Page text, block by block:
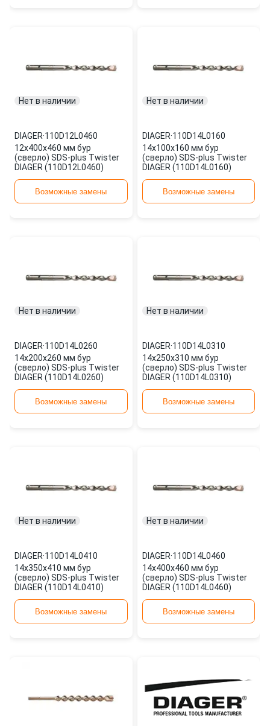
Нет в наличии
DIAGER·110D12L0460
12х400х460 мм бур
(сверло) SDS-plus Twister
DIAGER (110D12L0460)
Возможные замены
Нет в наличии
DIAGER·110D14L0160
14х100х160 мм бур
(сверло) SDS-plus Twister
DIAGER (110D14L0160)
Возможные замены
Нет в наличии
DIAGER·110D14L0260
14х200х260 мм бур
(сверло) SDS-plus Twister
DIAGER (110D14L0260)
Возможные замены
Нет в наличии
DIAGER·110D14L0310
14х250х310 мм бур
(сверло) SDS-plus Twister
DIAGER (110D14L0310)
Возможные замены
Нет в наличии
DIAGER·110D14L0410
14х350х410 мм бур
(сверло) SDS-plus Twister
DIAGER (110D14L0410)
Возможные замены
Нет в наличии
DIAGER·110D14L0460
14х400х460 мм бур
(сверло) SDS-plus Twister
DIAGER (110D14L0460)
Возможные замены